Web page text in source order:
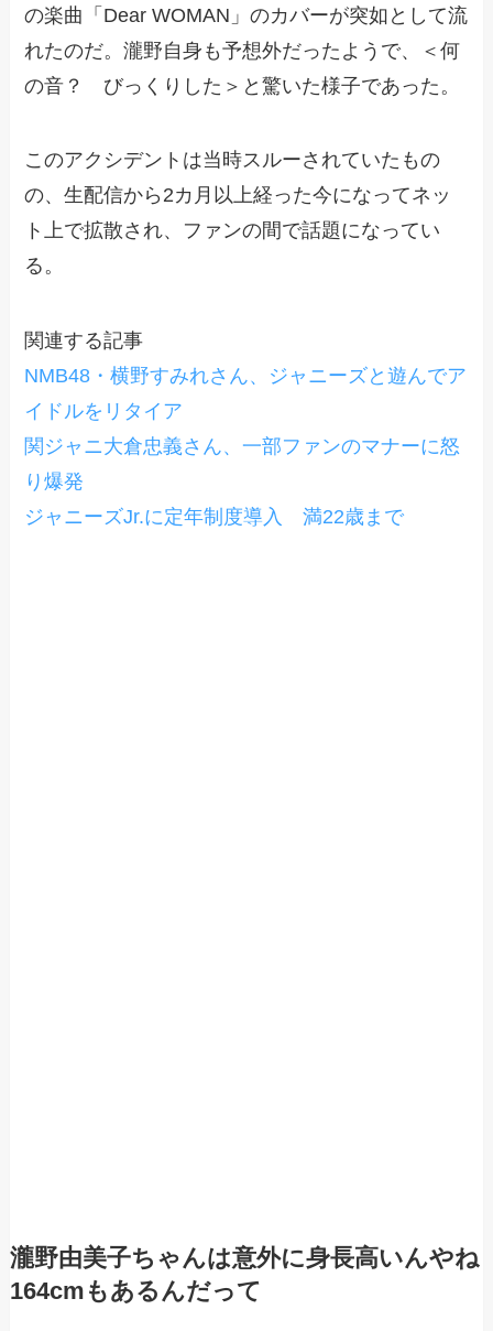
の楽曲「Dear WOMAN」のカバーが突如として流
れたのだ。瀧野自身も予想外だったようで、＜何
の音？ びっくりした＞と驚いた様子であった。
このアクシデントは当時スルーされていたもの
の、生配信から2カ月以上経った今になってネッ
ト上で拡散され、ファンの間で話題になってい
る。
関連する記事
NMB48・横野すみれさん、ジャニーズと遊んでア
イドルをリタイア
関ジャニ大倉忠義さん、一部ファンのマナーに怒
り爆発
ジャニーズJr.に定年制度導入 満22歳まで
瀧野由美子ちゃんは意外に身長高いんやね
164cmもあるんだって